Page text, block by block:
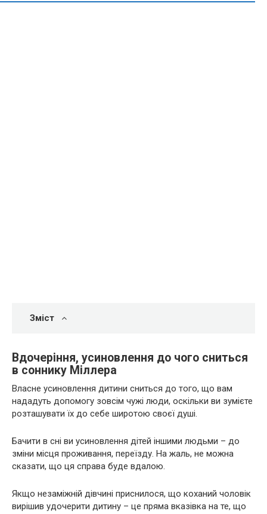
Зміст
Вдочеріння, усиновлення до чого сниться
в соннику Міллера
Власне усиновлення дитини сниться до того, що вам
нададуть допомогу зовсім чужі люди, оскільки ви зумієте
розташувати їх до себе широтою своєї душі.
Бачити в сні ви усиновлення дітей іншими людьми – до
зміни місця проживання, переїзду. На жаль, не можна
сказати, що ця справа буде вдалою.
Якщо незаміжній дівчині приснилося, що коханий чоловік
вирішив удочерити дитину – це пряма вказівка на те, що